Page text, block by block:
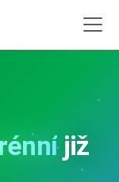
již